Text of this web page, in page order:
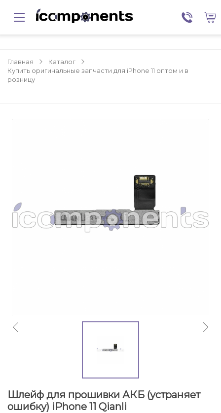
Главная
Каталог
Купить оригинальные запчасти для iPhone 11 оптом и в
розницу
Шлейф для прошивки АКБ (устраняет
ошибку) iPhone 11 Qianli